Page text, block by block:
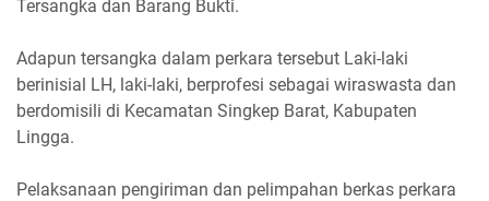
Tersangka dan Barang Bukti.
Adapun tersangka dalam perkara tersebut Laki-laki
berinisial LH, laki-laki, berprofesi sebagai wiraswasta dan
berdomisili di Kecamatan Singkep Barat, Kabupaten
Lingga.
Pelaksanaan pengiriman dan pelimpahan berkas perkara